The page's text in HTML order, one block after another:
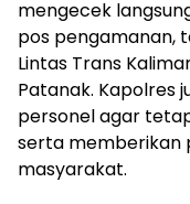
mengecek
pos pengamanan,
Lintas Trans
Patanak. Kapolres
personel agar
serta memberikan
masyarakat.